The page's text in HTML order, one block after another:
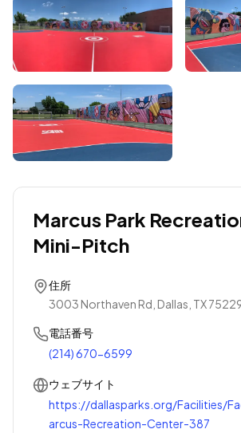
Marcus Park
Mini-Pitch
住所
3003 Northaven Rd, Dallas, TX
電話番号
(214) 670-6599
ウェブサイト
https://dallasparks.org/Facilities/
arcus-Recreation-Center-387